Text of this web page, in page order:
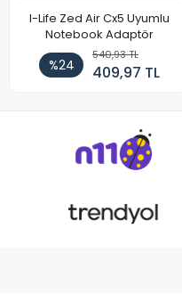
I-Life Zed Air Cx5 Uyumlu
Notebook Adaptör
%24
540,93 TL
409,97 TL